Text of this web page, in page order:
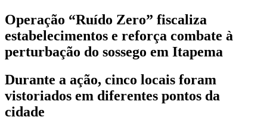
Operação “Ruído Zero” fiscaliza
estabelecimentos e reforça combate à
perturbação do sossego em Itapema
Durante a ação, cinco locais foram
vistoriados em diferentes pontos da
cidade